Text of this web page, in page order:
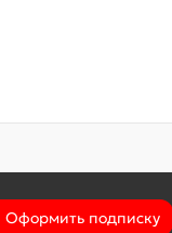
Оформить подписку